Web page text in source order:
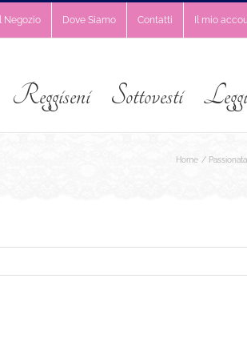
Il Negozio Dove Siamo Contatti Il mio
Reggiseni Sottovesti
Home